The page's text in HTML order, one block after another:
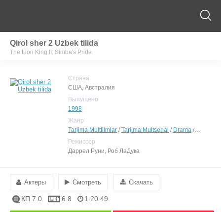
Qirol sher 2 Uzbek tilida
The Lion King II: Simba's Pride
Страна
США, Австралия
Выпущено
1998
Жанр
Tarjima Multfilmlar /Tarjima Multserial / Drama /
Режиссер
Даррел Руни, Роб ЛаДука
Актеры Смотреть Скачать
КП 7.0 6.8 1:20:49